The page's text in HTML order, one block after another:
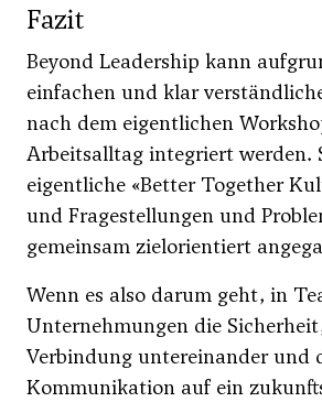
Fazit
Beyond Leadership kann
einfachen und klar
nach dem eigentlichen
Arbeitsalltag integriert werden.
eigentliche «Better Together
und Fragestellungen und
gemeinsam zielorientiert
Wenn es also darum geht, in
Unternehmungen die
Verbindung untereinander und
Kommunikation auf ein